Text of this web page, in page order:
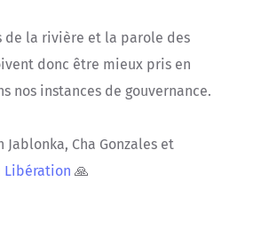
de la rivière et la parole des
donc être mieux pris en
nos instances de gouvernance.
Jablonka, Cha Gonzales et
Libération 🙏